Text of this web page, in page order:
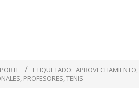
ETIQUETADO: APROVECHAMIENTO,
, PROFESORES,TENIS